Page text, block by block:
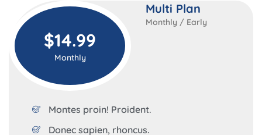
$14.99
Monthly
Multi Plan
Monthly / Early
Montes proin! Proident.
Donec sapien, rhoncus.